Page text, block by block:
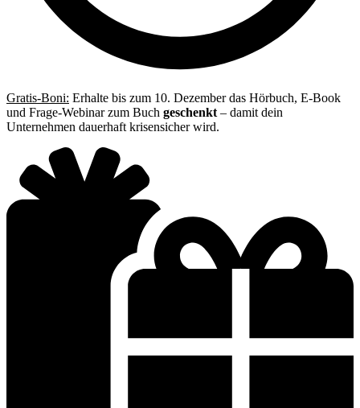
Gratis-Boni: Erhalte bis zum 10. Dezember das Hörbuch, E-Book
und Frage-Webinar zum Buch geschenkt – damit dein
Unternehmen dauerhaft krisensicher wird.